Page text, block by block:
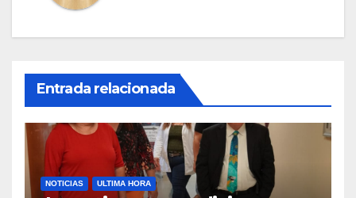
Entrada relacionada
NOTICIAS ULTIMA HORA